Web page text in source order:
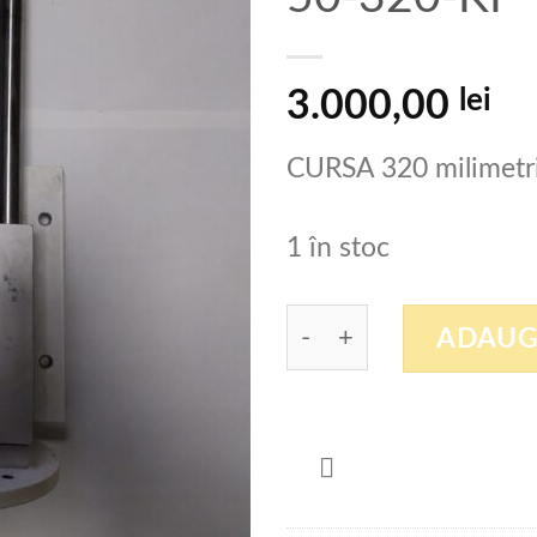
3.000,00 lei
CURSA 320
1 în stoc
Cantitate Cilindru